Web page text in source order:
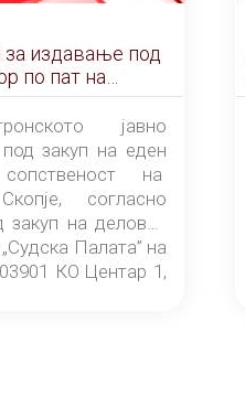
издавање под
по пат на
јавно
закуп на еден
на
согласно
на деловен
Палата” на
КО Центар 1,